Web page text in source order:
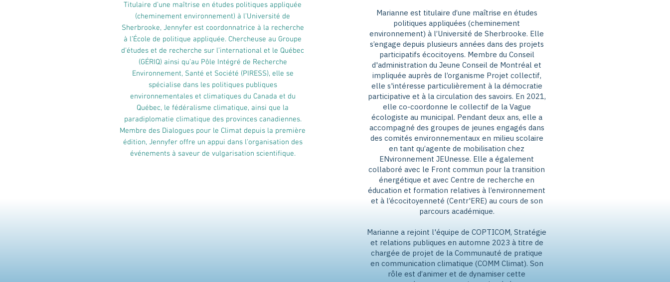
Titulaire d’une maîtrise en études politiques appliquée
(cheminement environnement) à l’Université de
Sherbrooke, Jennyfer est coordonnatrice à la recherche
à l’École de politique appliquée. Chercheuse au Groupe
d’études et de recherche sur l’international et le Québec
(GÉRIQ) ainsi qu’au Pôle Intégré de Recherche
Environnement, Santé et Société (PIRESS), elle se
spécialise dans les politiques publiques
environnementales et climatiques du Canada et du
Québec, le fédéralisme climatique, ainsi que la
paradiplomatie climatique des provinces canadiennes.
Membre des Dialogues pour le Climat depuis la première
édition, Jennyfer offre un appui dans l'organisation des
événements à saveur de vulgarisation scientifique.
Marianne est titulaire d’une maîtrise en études
politiques appliquées (cheminement
environnement) à l’Université de Sherbrooke. Elle
s’engage depuis plusieurs années dans des projets
participatifs écocitoyens. Membre du Conseil
d'administration du Jeune Conseil de Montréal et
impliquée auprès de l’organisme Projet collectif,
elle s'intéresse particulièrement à la démocratie
participative et à la circulation des savoirs. En 2021,
elle co-coordonne le collectif de la Vague
écologiste au municipal. Pendant deux ans, elle a
accompagné des groupes de jeunes engagés dans
des comités environnementaux en milieu scolaire
en tant qu’agente de mobilisation chez
ENvironnement JEUnesse. Elle a également
collaboré avec le Front commun pour la transition
énergétique et avec Centre de recherche en
éducation et formation relatives à l’environnement
et à l’écocitoyenneté (Centr'ERE) au cours de son
parcours académique.
Marianne a rejoint l'équipe de COPTICOM, Stratégie
et relations publiques en automne 2023 à titre de
chargée de projet de la Communauté de pratique
en communication climatique (COMM Climat). Son
rôle est d’animer et de dynamiser cette